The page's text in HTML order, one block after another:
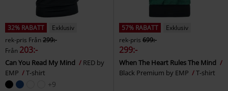
32% RABATT
Exklusiv
rek-pris Från299:-
Från 203:-
Can You Read My Mind
RED by
EMP
T-shirt
+9
57% RABATT
Exklusiv
rek-pris 699:-
299:-
When The Heart Rules The Mind
Black Premium by EMP
T-shirt